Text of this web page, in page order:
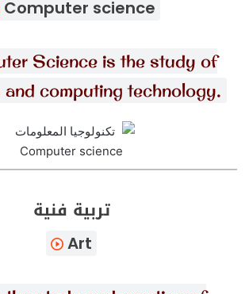
Computer science
Science is the study of
computing technology.
تربية فنية
Art